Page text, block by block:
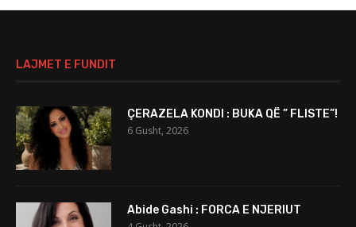
LAJMET E FUNDIT
ÇERAZELA KONDI : BUKA QË ” FLISTE”!
6 Gusht, 2026
Abide Gashi : FORCA E NJERIUT